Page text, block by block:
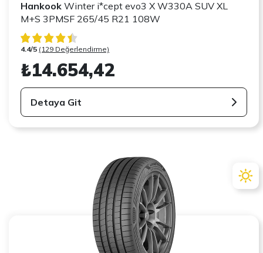
Hankook Winter i*cept evo3 X W330A SUV XL
M+S 3PMSF 265/45 R21 108W
4.4/5 (129 Değerlendirme)
₺14.654,42
Detaya Git